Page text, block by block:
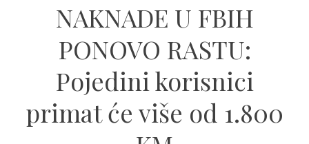
NAKNADE U FBIH
PONOVO RASTU:
Pojedini korisnici
primat će više od 1.800